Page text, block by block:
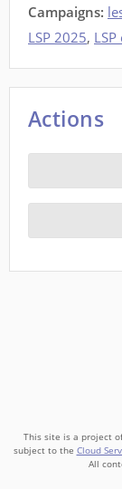
Campaigns:
LSP 2025,
Actions
This site is a project
subject to the Cloud
All